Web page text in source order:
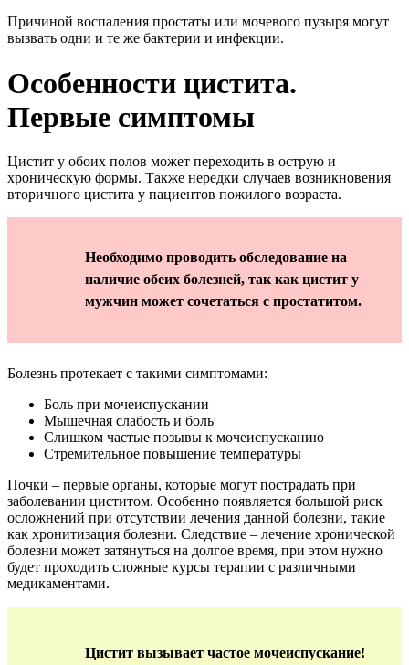
Причиной воспаления простаты или мочевого пузыря могут
вызвать одни и те же бактерии и инфекции.
Особенности цистита.
Первые симптомы
Цистит у обоих полов может переходить в острую и
хроническую формы. Также нередки случаев возникновения
вторичного цистита у пациентов пожилого возраста.
Необходимо проводить обследование на
наличие обеих болезней, так как цистит у
мужчин может сочетаться с простатитом.
Болезнь протекает с такими симптомами:
Боль при мочеиспускании
Мышечная слабость и боль
Слишком частые позывы к мочеиспусканию
Стремительное повышение температуры
Почки – первые органы, которые могут пострадать при
заболевании циститом. Особенно появляется большой риск
осложнений при отсутствии лечения данной болезни, такие
как хронитизация болезни. Следствие – лечение хронической
болезни может затянуться на долгое время, при этом нужно
будет проходить сложные курсы терапии с различными
медикаментами.
Цистит вызывает частое мочеиспускание!